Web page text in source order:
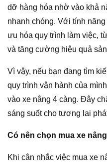
dỡ hàng hóa nhờ vào khả
nhanh chóng. Với tính
ưu hóa quy trình làm việc,
và tăng cường hiệu quả
Vì vậy, nếu bạn đang tìm
quy trình vận hành của
vào xe nâng 4 càng. Đây
sáng suốt cho tương lai
Có nên chọn mua xe
Khi cân nhắc việc mua xe